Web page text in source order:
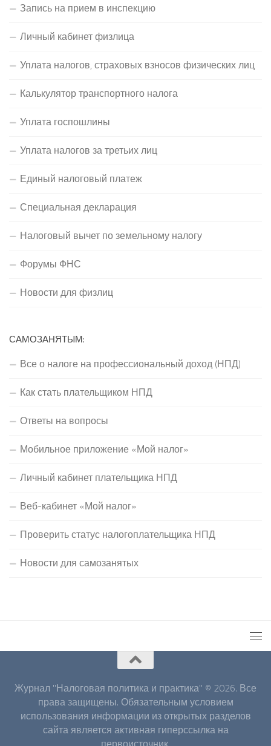
Запись на прием в инспекцию
Личный кабинет физлица
Уплата налогов, страховых взносов физических лиц
Калькулятор транспортного налога
Уплата госпошлины
Уплата налогов за третьих лиц
Единый налоговый платеж
Специальная декларация
Налоговый вычет по земельному налогу
Форумы ФНС
Новости для физлиц
САМОЗАНЯТЫМ:
Все о налоге на профессиональный доход (НПД)
Как стать плательщиком НПД
Ответы на вопросы
Мобильное приложение «Мой налог»
Личный кабинет плательщика НПД
Веб-кабинет «Мой налог»
Проверить статус налогоплательщика НПД
Новости для самозанятых
Журнал "Налоговая политика и практика" © 2026. Все
права защищены. Обязательным условием
использования информации из открытых разделов
сайта является активная гиперссылка на